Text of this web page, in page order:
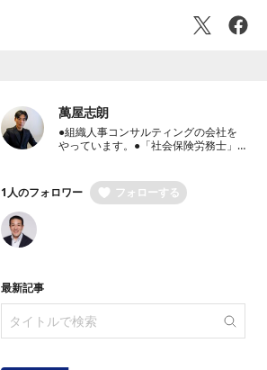
萬屋志朗
●組織人事コンサルティングの会社を
やっています。●「社会保険労務士」
保有●経営者のパートナーとして、経
営戦略・人事戦略のご相談から労働社
1人のフォロワー フォローする
最新記事